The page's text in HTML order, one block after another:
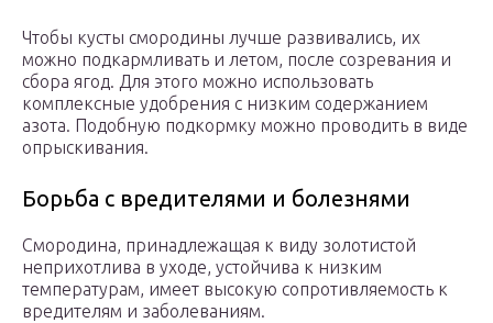
Чтобы кусты смородины лучше развивались, их
можно подкармливать и летом, после созревания и
сбора ягод. Для этого можно использовать
комплексные удобрения с низким содержанием
азота. Подобную подкормку можно проводить в виде
опрыскивания.
Борьба с вредителями и болезнями
Смородина, принадлежащая к виду золотистой
неприхотлива в уходе, устойчива к низким
температурам, имеет высокую сопротивляемость к
вредителям и заболеваниям.